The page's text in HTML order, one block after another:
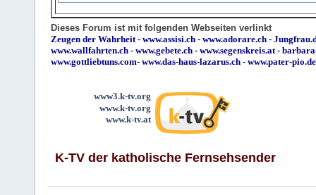
Dieses Forum ist mit folgenden Webseiten verlinkt
Zeugen der Wahrheit- www.assisi.ch - www.adorare.ch -
www.wallfahrten.ch - www.gebete.ch - www.segenskreis.at-
www.gottliebtuns.com- www.das-haus-lazarus.ch - www.pater-pio.de
www3.k-tv.org
www.k-tv.org
www.k-tv.at
K-TV der katholische Fernsehsender